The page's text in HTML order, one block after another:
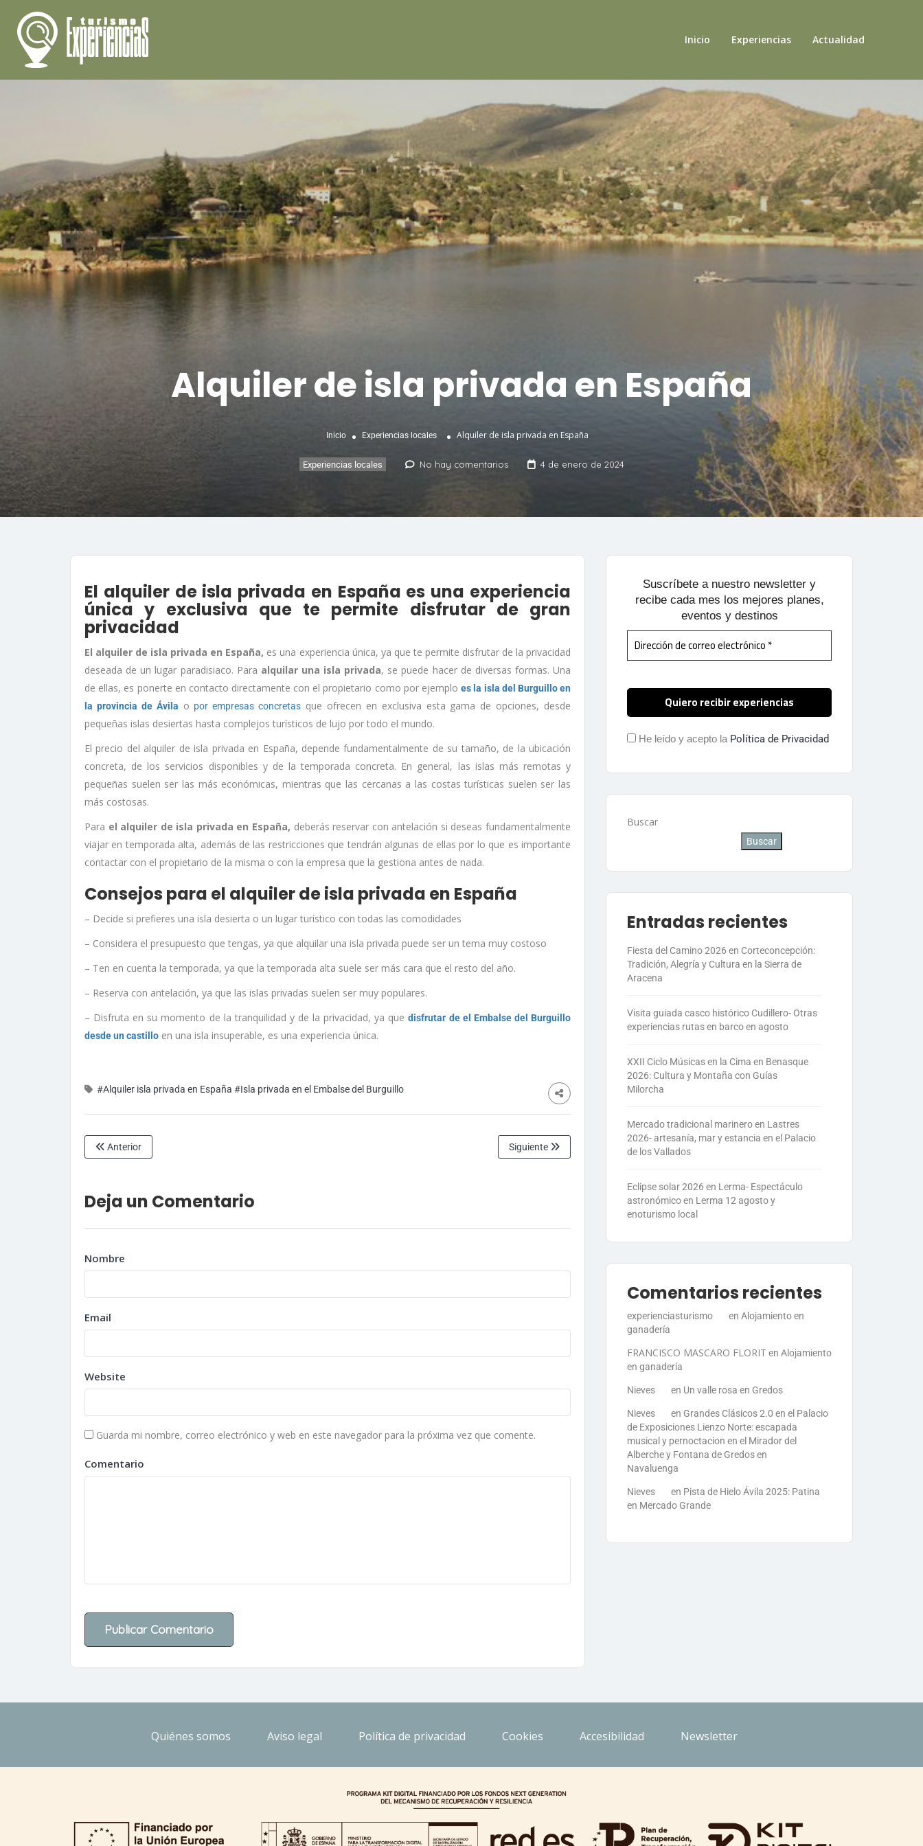
Inicio Experiencias Actualidad
Alquiler de isla privada en España
Inicio Experiencias locales Alquiler de isla privada en España
Experiencias locales No hay comentarios 4 de enero de 2024
El alquiler de isla privada en España es una experiencia
única y exclusiva que te permite disfrutar de gran
privacidad
El alquiler de isla privada en España, es una experiencia única, ya que te permite disfrutar de la privacidad
deseada de un lugar paradisiaco. Para alquilar una isla privada, se puede hacer de diversas formas. Una
de ellas, es ponerte en contacto directamente con el propietario como por ejemploes la isla del Burguillo en
la provincia de Ávila o por empresas concretas que ofrecen en exclusiva esta gama de opciones, desde
pequeñas islas desiertas hasta complejos turísticos de lujo por todo el mundo.
El precio del alquiler de isla privada en España, depende fundamentalmente de su tamaño, de la ubicación
concreta, de los servicios disponibles y de la temporada concreta. En general, las islas más remotas y
pequeñas suelen ser las más económicas, mientras que las cercanas a las costas turísticas suelen ser las
más costosas.
Para el alquiler de isla privada en España, deberás reservar con antelación si deseas fundamentalmente
viajar en temporada alta, además de las restricciones que tendrán algunas de ellas por lo que es importante
contactar con el propietario de la misma o con la empresa que la gestiona antes de nada.
Consejos para el alquiler de isla privada en España
– Decide si prefieres una isla desierta o un lugar turístico con todas las comodidades
– Considera el presupuesto que tengas, ya que alquilar una isla privada puede ser un tema muy costoso
– Ten en cuenta la temporada, ya que la temporada alta suele ser más cara que el resto del año.
– Reserva con antelación, ya que las islas privadas suelen ser muy populares.
– Disfruta en su momento de la tranquilidad y de la privacidad, ya quedisfrutar de el Embalse del Burguillo
desde un castillo en una isla insuperable, es una experiencia única.
#Alquiler isla privada en España #Isla privada en el Embalse del Burguillo
Anterior Siguiente
Deja un Comentario
Nombre
Email
Website
Guarda mi nombre, correo electrónico y web en este navegador para la próxima vez que comente.
Comentario
Suscríbete a nuestro newsletter y
recibe cada mes los mejores planes,
eventos y destinos
He leído y acepto la Política de Privacidad
Buscar
Buscar
Entradas recientes
Fiesta del Camino 2026 en Corteconcepción:
Tradición, Alegría y Cultura en la Sierra de
Aracena
Visita guiada casco histórico Cudillero- Otras
experiencias rutas en barco en agosto
XXII Ciclo Músicas en la Cima en Benasque
2026: Cultura y Montaña con Guías
Milorcha
Mercado tradicional marinero en Lastres
2026- artesanía, mar y estancia en el Palacio
de los Vallados
Eclipse solar 2026 en Lerma- Espectáculo
astronómico en Lerma 12 agosto y
enoturismo local
Comentarios recientes
experienciasturismo en Alojamiento en
ganadería
FRANCISCO MASCARO FLORIT en Alojamiento
en ganadería
Nieves en Un valle rosa en Gredos
Nieves en Grandes Clásicos 2.0 en el Palacio
de Exposiciones Lienzo Norte: escapada
musical y pernoctacion en el Mirador del
Alberche y Fontana de Gredos en
Navaluenga
Nieves en Pista de Hielo Ávila 2025: Patina
en Mercado Grande
Quiénes somos Aviso legal Política de privacidad Cookies Accesibilidad Newsletter